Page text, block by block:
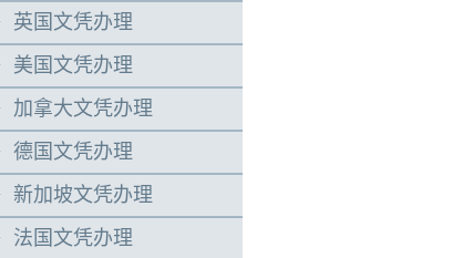
英国文凭办理
美国文凭办理
加拿大文凭办理
德国文凭办理
新加坡文凭办理
法国文凭办理